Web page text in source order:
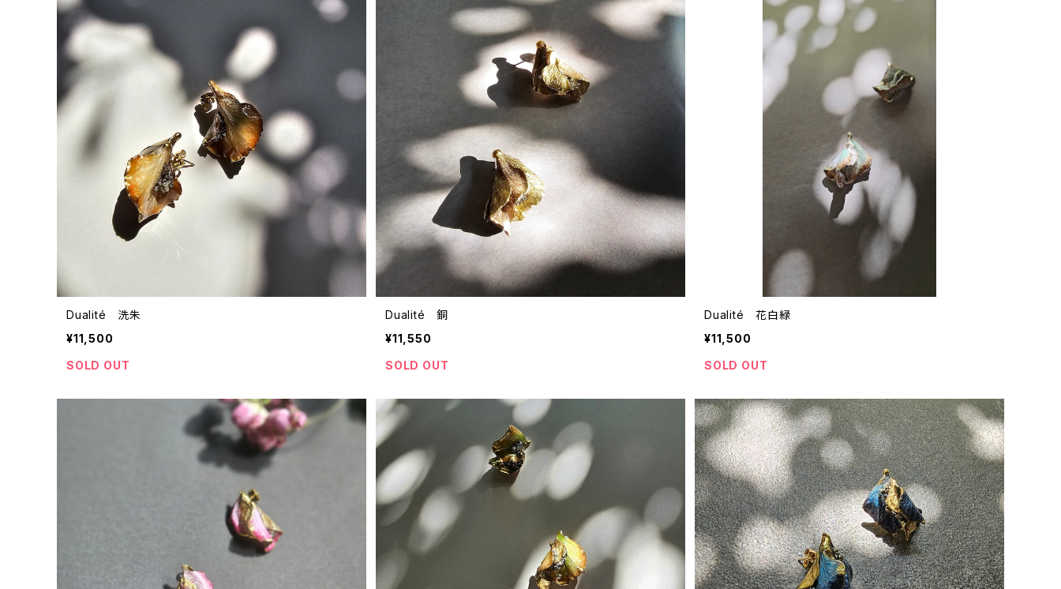
Dualité 洗朱
¥11,500
SOLD OUT
Dualité 銅
¥11,550
SOLD OUT
Dualité 花白緑
¥11,500
SOLD OUT